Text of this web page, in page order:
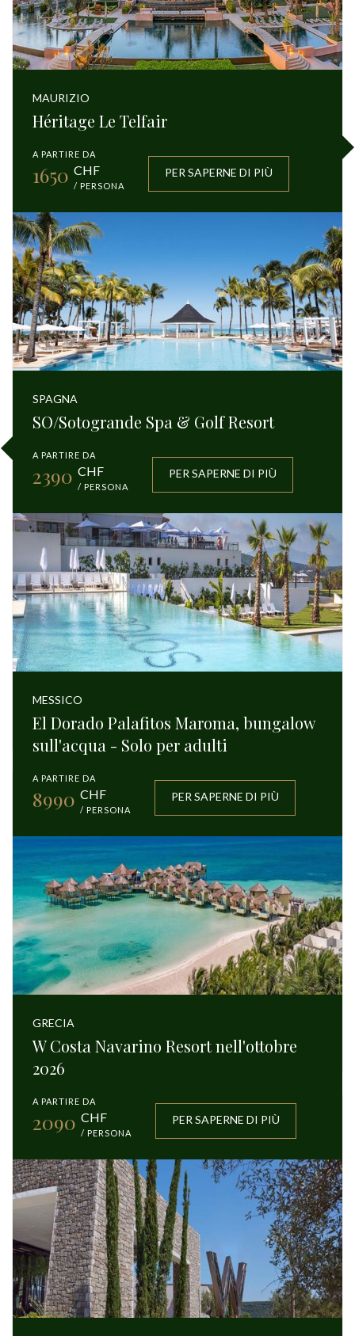
MAURIZIO
Héritage Le Telfair
A PARTIRE DA
1650 CHF
/ PERSONA
PER SAPERNE DI PIÙ
SPAGNA
SO/Sotogrande Spa & Golf Resort
A PARTIRE DA
2390 CHF
/ PERSONA
PER SAPERNE DI PIÙ
MESSICO
El Dorado Palafitos Maroma, bungalow
sull'acqua - Solo per adulti
A PARTIRE DA
8990 CHF
/ PERSONA
PER SAPERNE DI PIÙ
GRECIA
W Costa Navarino Resort nell'ottobre
2026
A PARTIRE DA
2090 CHF
/ PERSONA
PER SAPERNE DI PIÙ